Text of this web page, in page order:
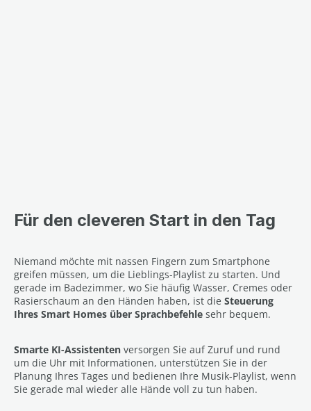
Für den cleveren Start in den Tag
Niemand möchte mit nassen Fingern zum Smartphone
greifen müssen, um die Lieblings-Playlist zu starten. Und
gerade im Badezimmer, wo Sie häufig Wasser, Cremes oder
Rasierschaum an den Händen haben, ist die Steuerung
Ihres Smart Homes über Sprachbefehle sehr bequem.
Smarte KI-Assistenten versorgen Sie auf Zuruf und rund
um die Uhr mit Informationen, unterstützen Sie in der
Planung Ihres Tages und bedienen Ihre Musik-Playlist, wenn
Sie gerade mal wieder alle Hände voll zu tun haben.